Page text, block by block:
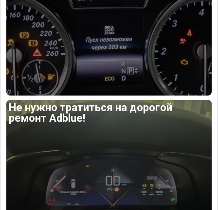
Не нужно тратиться на дорогой
ремонт Adblue!